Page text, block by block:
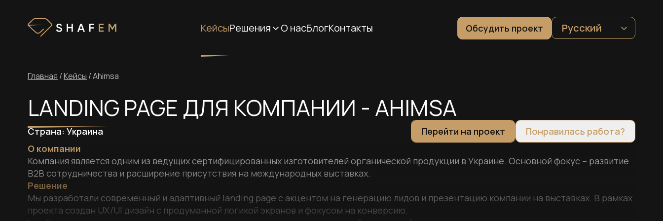
КейсыРешения О насБлогКонтакты Обсудить проект Русский
Главная /Кейсы /Ahimsa
LANDING PAGE ДЛЯ КОМПАНИИ - AHIMSA
Страна:Украина Перейти на проект
Понравилась работа?
О компании
Компания является одним из ведущих сертифицированных изготовителей органической продукции в Украине. Основной фокус – развитие
B2B сотрудничества и расширение присутствия на международных выставках.
Решение
Мы разработали современный и адаптивный landing page с акцентом на генерацию лидов и презентацию компании на выставках. В рамках
проекта создан UX/UI дизайн с продуманной логикой экранов и фокусом на конверсию.